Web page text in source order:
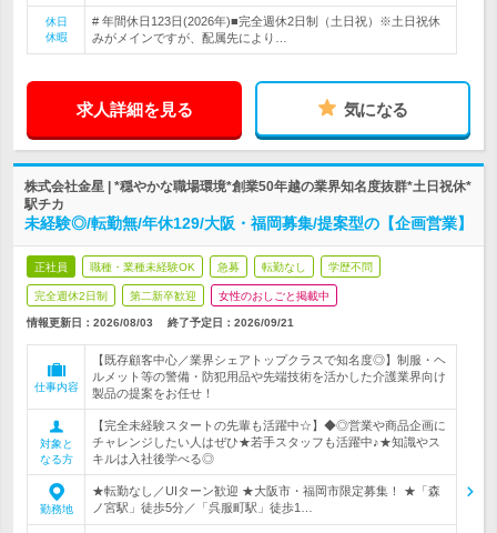
休日
休暇
# 年間休日123日(2026年)■完全週休2日制（土日祝）※土日祝休
みがメインですが、配属先により…
求人詳細を見る 気になる
株式会社金星 | *穏やかな職場環境*創業50年越の業界知名度抜群*土日祝休*
駅チカ
未経験◎/転勤無/年休129/大阪・福岡募集/提案型の【企画営業】
正社員 職種・業種未経験OK 急募 転勤なし 学歴不問
完全週休2日制 第二新卒歓迎 女性のおしごと掲載中
情報更新日：2026/08/03 終了予定日： 2026/09/21
仕事内容
【既存顧客中心／業界シェアトップクラスで知名度◎】制服・ヘ
ルメット等の警備・防犯用品や先端技術を活かした介護業界向け
製品の提案をお任せ！
対象と
なる方
【完全未経験スタートの先輩も活躍中☆】◆◎営業や商品企画に
チャレンジしたい人はぜひ★若手スタッフも活躍中♪★知識やス
キルは入社後学べる◎
勤務地
★転勤なし／UIターン歓迎 ★大阪市・福岡市限定募集！ ★「森
ノ宮駅」徒歩5分／「呉服町駅」徒歩1…